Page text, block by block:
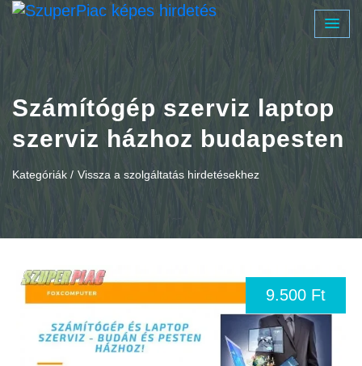
Számítógép szerviz laptop
szerviz házhoz budapesten
Kategóriák / Vissza a szolgáltatás hirdetésekhez
9.500 Ft